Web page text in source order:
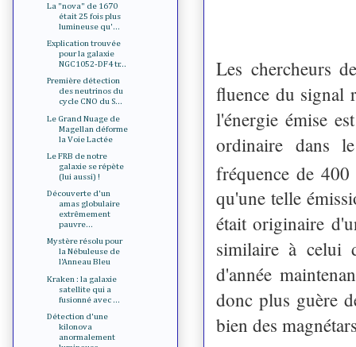
Les chercheurs
fluence du signal
l'énergie émise
ordinaire dans
fréquence de
qu'une telle
était originaire
similaire à celui
d'année
donc plus guère
bien des
La "nova" de 1670
était 25 fois plus
lumineuse qu'...
Explication trouvée
pour la galaxie
NGC1052-DF4 tr...
Première détection
des neutrinos du
cycle CNO du S...
Le Grand Nuage de
Magellan déforme
la Voie Lactée
Le FRB de notre
galaxie se répète
(lui aussi) !
Découverte d'un
amas globulaire
extrêmement
pauvre...
Mystère résolu pour
la Nébuleuse de
l'Anneau Bleu
Kraken : la galaxie
satellite qui a
fusionné avec ...
Détection d'une
kilonova
anormalement